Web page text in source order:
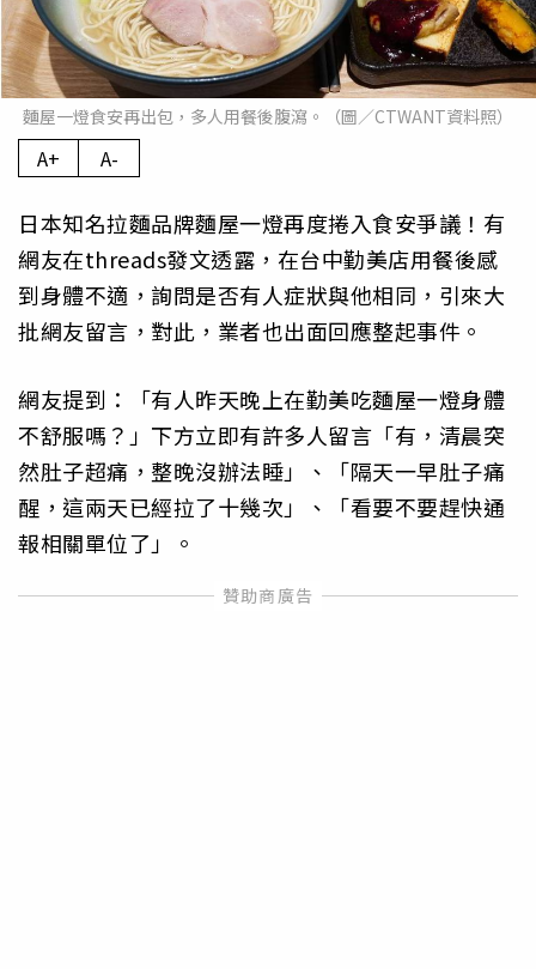
麵屋一燈食安再出包，多人用餐後腹瀉。（圖／CTWANT資料照）
A+ A-
日本知名拉麵品牌麵屋一燈再度捲入食安爭議！有
網友在threads發文透露，在台中勤美店用餐後感
到身體不適，詢問是否有人症狀與他相同，引來大
批網友留言，對此，業者也出面回應整起事件。
網友提到：「有人昨天晚上在勤美吃麵屋一燈身體
不舒服嗎？」下方立即有許多人留言「有，清晨突
然肚子超痛，整晚沒辦法睡」、「隔天一早肚子痛
醒，這兩天已經拉了十幾次」、「看要不要趕快通
報相關單位了」。